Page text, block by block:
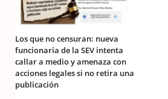
Los que no censuran: nueva
funcionaria de la SEV intenta
callar a medio y amenaza con
acciones legales si no retira una
publicación